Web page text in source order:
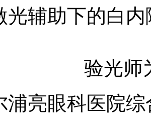
光辅助下的白
验光师
浦亮眼科医院